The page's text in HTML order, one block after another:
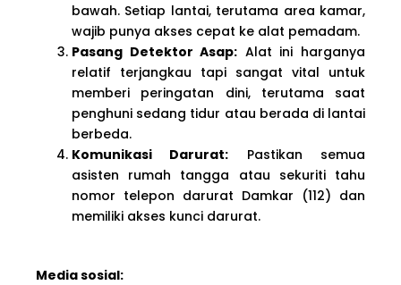
bawah. Setiap lantai, terutama area kamar,
wajib punya akses cepat ke alat pemadam.
Pasang Detektor Asap: Alat ini harganya
relatif terjangkau tapi sangat vital untuk
memberi peringatan dini, terutama saat
penghuni sedang tidur atau berada di lantai
berbeda.
Komunikasi Darurat: Pastikan semua
asisten rumah tangga atau sekuriti tahu
nomor telepon darurat Damkar (112) dan
memiliki akses kunci darurat.
Media sosial: